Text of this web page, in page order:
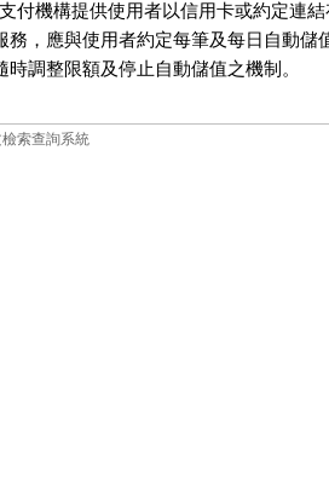
支付機構提供使用者以信用卡或約定連
服務，應與使用者約定每筆及每日自動
隨時調整限額及停止自動儲值之機制。
索查詢系統